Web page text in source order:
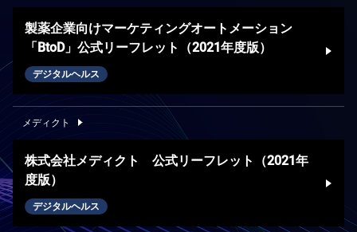
製薬企業向けマーケティングオートメーション
「BtoD」公式リーフレット（2021年度版）
デジタルヘルス
メディクト
株式会社メディクト 公式リーフレット（2021年
度版）
デジタルヘルス